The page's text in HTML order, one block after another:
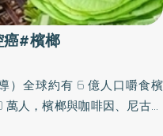
賴而成癮，另外，研究並證
糖、代謝症候群危險性皆顯
有高達2倍的風險較無嚼檳榔
一顆一顆小小的檳榔看起來
僅是對咀嚼者直接的身體傷
身健康著想除了趁早戒除外
#檳榔
）全球約有 6 億人口嚼食檳
人，檳榔與咖啡因、尼古丁